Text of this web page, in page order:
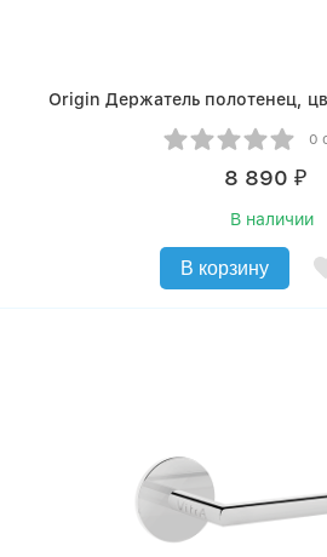
Origin Держатель полотенец,
0
8 890 ₽
В наличии
В корзину